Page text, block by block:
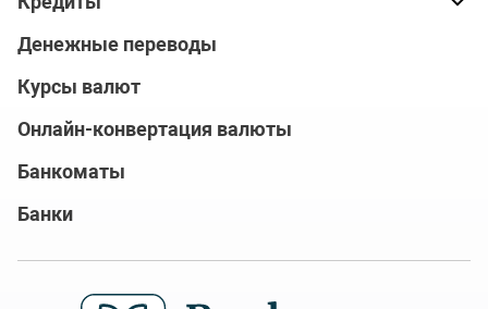
Денежные переводы
Курсы валют
Онлайн-конвертация валюты
Банкоматы
Банки